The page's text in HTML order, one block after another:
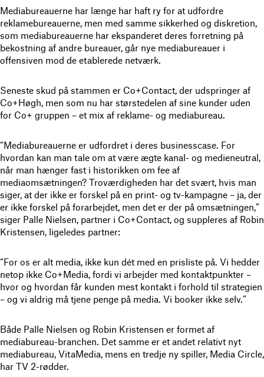
Mediabureauerne har længe har haft ry for at udfordre
reklamebureauerne, men med samme sikkerhed og diskretion,
som mediabureauerne har ekspanderet deres forretning på
bekostning af andre bureauer, går nye mediabureauer i
offensiven mod de etablerede netværk.
Seneste skud på stammen er Co+Contact, der udspringer af
Co+Høgh, men som nu har størstedelen af sine kunder uden
for Co+ gruppen – et mix af reklame- og mediabureau.
“Mediabureauerne er udfordret i deres businesscase. For
hvordan kan man tale om at være ægte kanal- og medieneutral,
når man hænger fast i historikken om fee af
mediaomsætningen? Troværdigheden har det svært, hvis man
siger, at der ikke er forskel på en print- og tv-kampagne – ja, der
er ikke forskel på forarbejdet, men det er der på omsætningen,”
siger Palle Nielsen, partner i Co+Contact, og suppleres af Robin
Kristensen, ligeledes partner:
“For os er alt media, ikke kun dét med en prisliste på. Vi hedder
netop ikke Co+Media, fordi vi arbejder med kontaktpunkter –
hvor og hvordan får kunden mest kontakt i forhold til strategien
– og vi aldrig må tjene penge på media. Vi booker ikke selv.”
Både Palle Nielsen og Robin Kristensen er formet af
mediabureau-branchen. Det samme er et andet relativt nyt
mediabureau, VitaMedia, mens en tredje ny spiller, Media Circle,
har TV 2-rødder.